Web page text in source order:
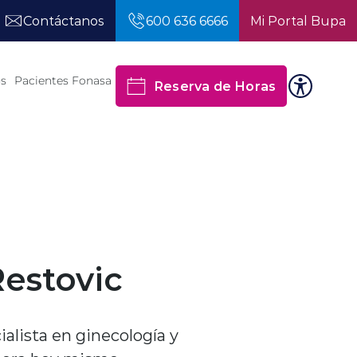
Contáctanos
600 636 6666 Mi Portal Bupa
Pacientes Fonasa Reserva de Horas
en ginecología y